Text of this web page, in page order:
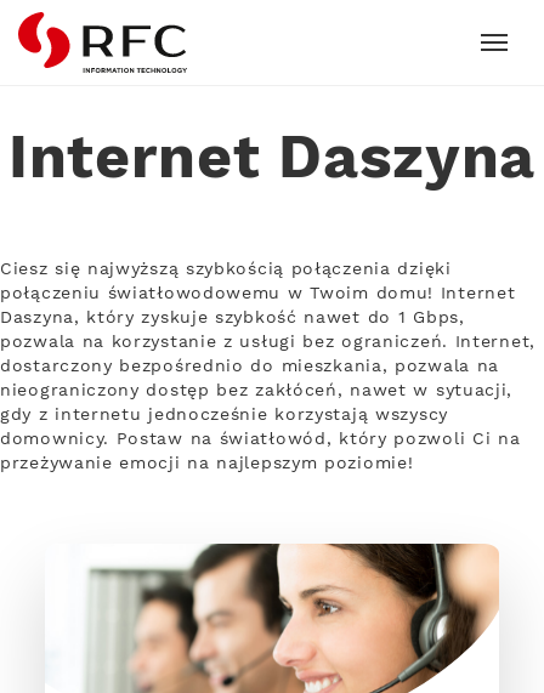
RFC
Internet Daszyna
Ciesz się najwyższą szybkością połączenia dzięki
połączeniu światłowodowemu w Twoim domu! Internet
Daszyna, który zyskuje szybkość nawet do 1 Gbps,
pozwala na korzystanie z usługi bez ograniczeń. Internet,
dostarczony bezpośrednio do mieszkania, pozwala na
nieograniczony dostęp bez zakłóceń, nawet w sytuacji,
gdy z internetu jednocześnie korzystają wszyscy
domownicy. Postaw na światłowód, który pozwoli Ci na
przeżywanie emocji na najlepszym poziomie!